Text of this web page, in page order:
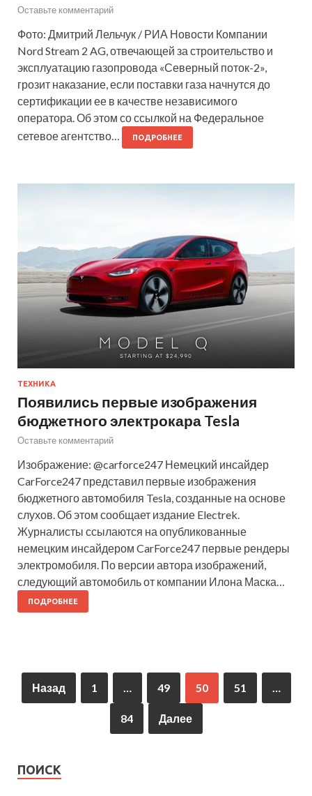
Оставьте комментарий
Фото: Дмитрий Лельчук / РИА Новости Компании
Nord Stream 2 AG, отвечающей за строительство и
эксплуатацию газопровода «Северный поток-2»,
грозит наказание, если поставки газа начнутся до
сертификации ее в качестве независимого
оператора. Об этом со ссылкой на Федеральное
сетевое агентство…
ПОДРОБНЕЕ
ТЕХНИКА
Появились первые изображения
бюджетного электрокара Tesla
Оставьте комментарий
Изображение: @carforce247 Немецкий инсайдер
CarForce247 представил первые изображения
бюджетного автомобиля Tesla, созданные на основе
слухов. Об этом сообщает издание Electrek.
Журналисты ссылаются на опубликованные
немецким инсайдером CarForce247 первые рендеры
электромобиля. По версии автора изображений,
следующий автомобиль от компании Илона Маска…
ПОДРОБНЕЕ
Назад 1 … 49 50 51 …
84 Далее
ПОИСК